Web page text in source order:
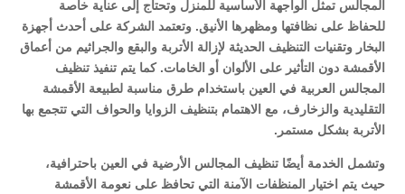
المجالس تمثل الواجهة الأساسية للمنزل وتحتاج إلى عناية خاصة
للحفاظ على نظافتها ومظهرها الأنيق. وتعتمد الشركة على أحدث أجهزة
البخار وتقنيات التنظيف الحديثة لإزالة الأتربة والبقع والجراثيم من أعماق
الأقمشة دون التأثير على الألوان أو الخامات. كما يتم تنفيذ تنظيف
المجالس العربية في العين باستخدام طرق مناسبة لطبيعة الأقمشة
التقليدية والزخارف، مع الاهتمام بتنظيف الزوايا والحواف التي تتجمع بها
الأتربة بشكل مستمر.
وتشمل الخدمة أيضًا تنظيف المجالس الأرضية في العين باحترافية،
حيث يتم اختيار المنظفات الآمنة التي تحافظ على نعومة الأقمشة